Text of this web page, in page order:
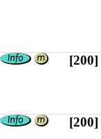
[200]
[200]